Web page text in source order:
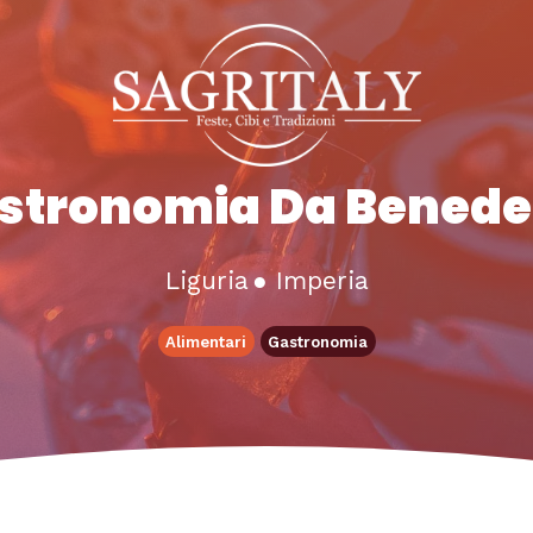
Da
Liguria●Imperia
Alimentari Gastronomia